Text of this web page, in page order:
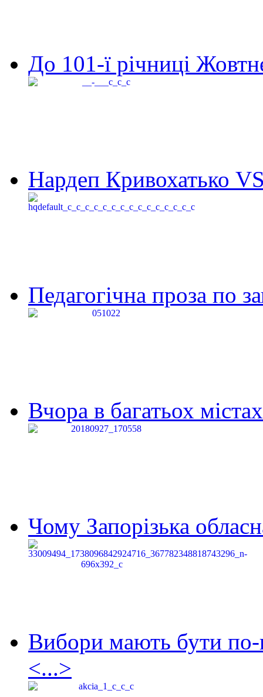
До 101-ї річниці
Нардеп Кривохатько
Педагогічна проза по
Вчора в багатьох
Чому Запорізька
Вибори мають бути по-
<...>